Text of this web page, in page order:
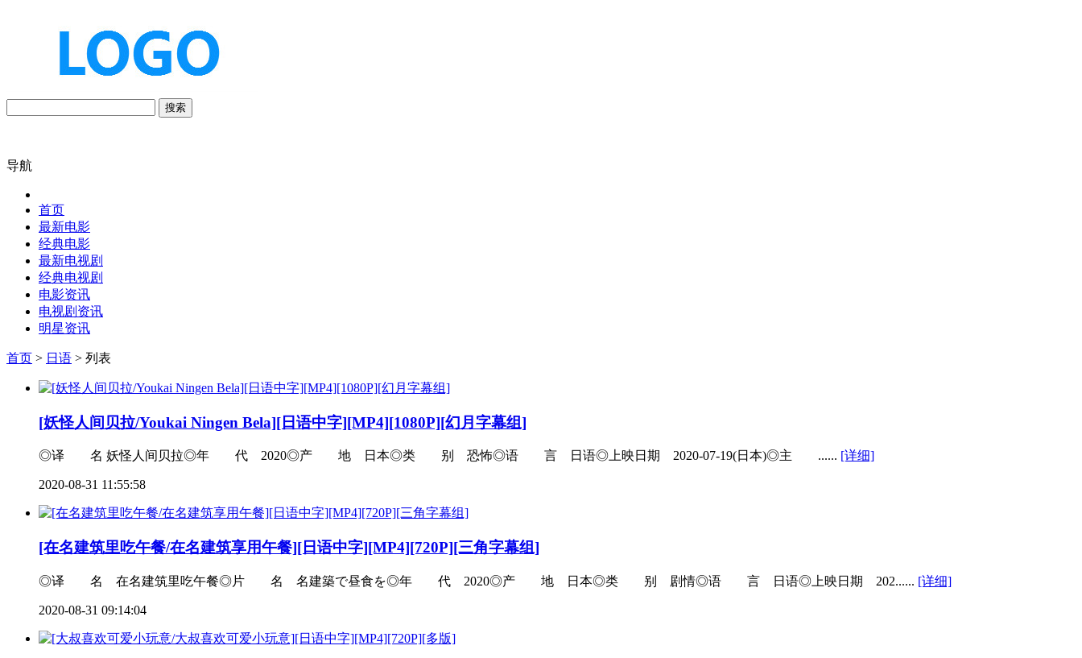
搜索
导航
首页
最新电影
经典电影
最新电视剧
经典电视剧
电影资讯
电视剧资讯
明星资讯
首页 > 日语 > 列表
[妖怪人间贝拉/Youkai Ningen Bela][日语中字][MP4][1080P][幻月字幕组]
◎译 名 妖怪人间贝拉◎年 代 2020◎产 地 日本◎类 别 恐怖◎语 言 日语◎上映日期 2020-07-19(日本)◎主 ...... [详细]
2020-08-31 11:55:58
[在名建筑里吃午餐/在名建筑享用午餐][日语中字][MP4][720P][三角字幕组]
◎译 名 在名建筑里吃午餐◎片 名 名建築で昼食を◎年 代 2020◎产 地 日本◎类 别 剧情◎语 言 日语◎上映日期 202...... [详细]
2020-08-31 09:14:04